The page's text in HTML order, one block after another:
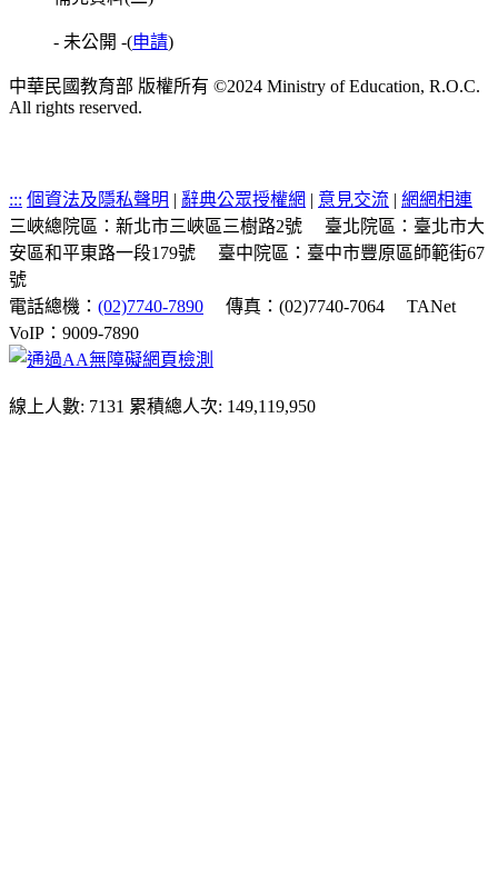
- 未公開 -(申請)
中華民國教育部 版權所有 ©2024 Ministry of Education, R.O.C.
All rights reserved.
::: 個資法及隱私聲明 | 辭典公眾授權網 | 意見交流 | 網網相連
三峽總院區：新北市三峽區三樹路2號
臺北院區：臺北市大
安區和平東路一段179號
臺中院區：臺中市豐原區師範街67
號
電話總機： (02)7740-7890 傳真：(02)7740-7064
TANet
VoIP：9009-7890
線上人數: 7131 累積總人次: 149,119,950